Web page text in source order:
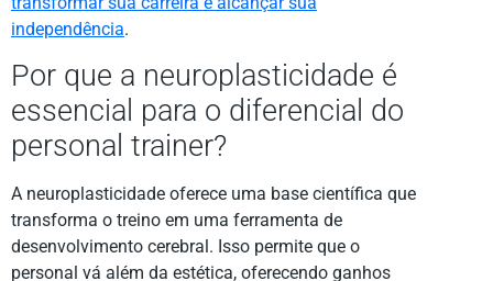
independência.
Por que a neuroplasticidade é
essencial para o diferencial do
personal trainer?
A neuroplasticidade oferece uma base científica que
transforma o treino em uma ferramenta de
desenvolvimento cerebral. Isso permite que o
personal vá além da estética, oferecendo ganhos